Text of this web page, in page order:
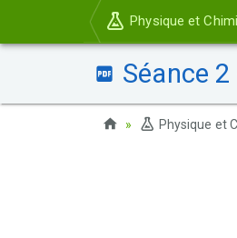
Physique et
Séance
Physique et